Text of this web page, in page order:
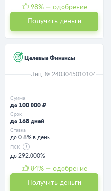
98% — одобрение
Получить деньги
Целевые Финансы
Лиц. № 2403045010104
Сумма
до 100 000 ₽
Срок
до 168 дней
Ставка
до 0.8% в день
ПСК
до 292.000%
84% — одобрение
Получить деньги